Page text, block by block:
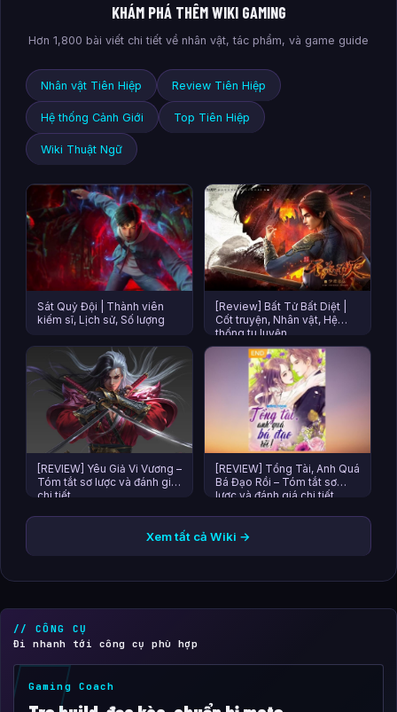
KHÁM PHÁ THÊM WIKI GAMING
Hơn 1,800 bài viết chi tiết về nhân vật, tác phẩm, và game guide
Nhân vật Tiên Hiệp Review Tiên Hiệp
Hệ thống Cảnh Giới Top Tiên Hiệp
Wiki Thuật Ngữ
Sát Quỷ Đội | Thành viên
kiếm sĩ, Lịch sử, Số lượng
[Review] Bất Tử Bất Diệt |
Cốt truyện, Nhân vật, Hệ
thống tu luyện
[REVIEW] Yêu Giả Vi Vương –
Tóm tắt sơ lược và đánh giá
chi tiết
[REVIEW] Tổng Tài, Anh Quá
Bá Đạo Rồi – Tóm tắt sơ
lược và đánh giá chi tiết
Xem tất cả Wiki →
// CÔNG CỤ
Đi nhanh tới công cụ phù hợp
Gaming Coach